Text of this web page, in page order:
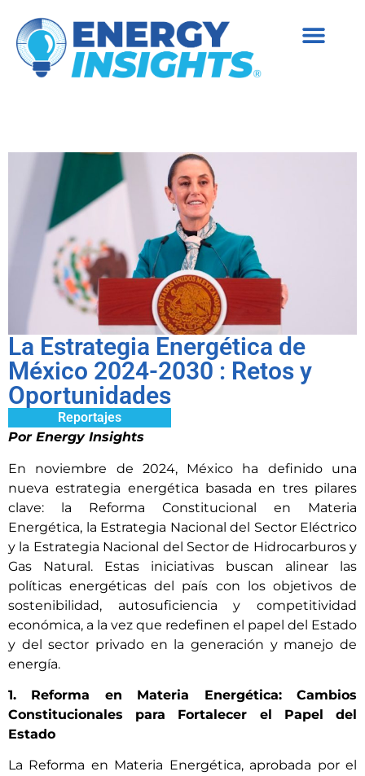
La Estrategia Energética de
México 2024-2030 : Retos y
Oportunidades
Reportajes
Por Energy Insights
En noviembre de 2024, México ha definido una
nueva estrategia energética basada en tres pilares
clave: la Reforma Constitucional en Materia
Energética, la Estrategia Nacional del Sector Eléctrico
y la Estrategia Nacional del Sector de Hidrocarburos y
Gas Natural. Estas iniciativas buscan alinear las
políticas energéticas del país con los objetivos de
sostenibilidad, autosuficiencia y competitividad
económica, a la vez que redefinen el papel del Estado
y del sector privado en la generación y manejo de
energía.
1. Reforma en Materia Energética: Cambios
Constitucionales para Fortalecer el Papel del
Estado
La Reforma en Materia Energética, aprobada por el